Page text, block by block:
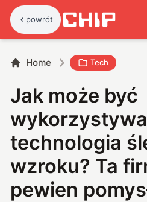
powrót
Home Tech
Jak może być
technologia
wzroku? Ta
pewien